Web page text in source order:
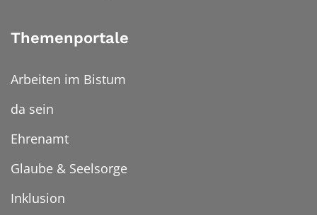
Themenportale
Arbeiten im Bistum
da sein
Ehrenamt
Glaube & Seelsorge
Inklusion